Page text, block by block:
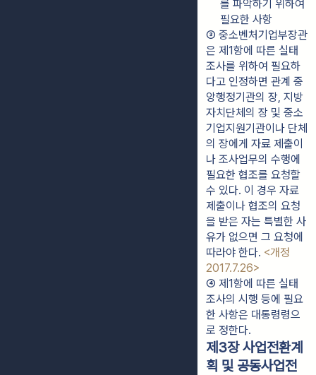
를 파악하기 위하여
필요한 사항
③ 중소벤처기업부장관
은 제1항에 따른 실태
조사를 위하여 필요하
다고 인정하면 관계 중
앙행정기관의 장, 지방
자치단체의 장 및 중소
기업지원기관이나 단체
의 장에게 자료 제출이
나 조사업무의 수행에
필요한 협조를 요청할
수 있다. 이 경우 자료
제출이나 협조의 요청
을 받은 자는 특별한 사
유가 없으면 그 요청에
따라야 한다. <개정
2017.7.26>
④ 제1항에 따른 실태
조사의 시행 등에 필요
한 사항은 대통령령으
로 정한다.
제3장 사업전환계
획 및 공동사업전